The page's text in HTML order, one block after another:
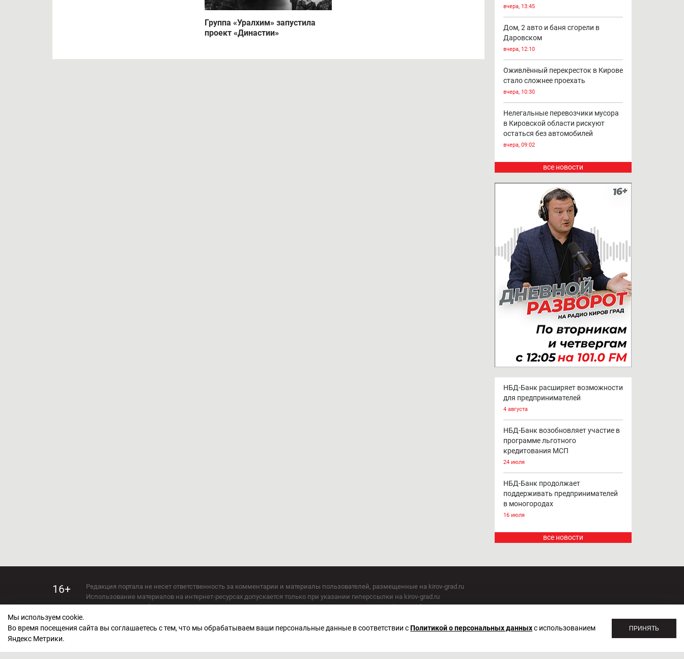
Группа «Уралхим» запустила
проект «Династии»
вчера, 13:45
Дом, 2 авто и баня сгорели в
Даровском
вчера, 12:10
Оживлённый перекресток в Кирове
стало сложнее проехать
вчера, 10:30
Нелегальные перевозчики мусора
в Кировской области рискуют
остаться без автомобилей
вчера, 09:02
все новости
НБД-Банк расширяет возможности
для предпринимателей
4 августа
НБД-Банк возобновляет участие в
программе льготного
кредитования МСП
24 июля
НБД-Банк продолжает
поддерживать предпринимателей
в моногородах
16 июля
все новости
16+
Редакция портала не несет ответственность за комментарии и материалы пользователей, размещенные на kirov-grad.ru
Использование материалов на интернет-ресурсах допускается только при указании гиперссылки на kirov-grad.ru
Использование любых материалов настоящего СМИ допускается только при указании на ресурс: kirov-grad.ru
СМИ зарегистрировано Федеральной службой по надзору в сфере связи, информационных технологий и массовых коммуникаций 20.07.2018. Регистрационный номер ЭЛ №
Мы используем cookie.
Во время посещения сайта вы соглашаетесь с тем, что мы обрабатываем ваши персональные данные в соответствии сПолитикой о персональных данныхс использованием
Яндекс Метрики.
ПРИНЯТЬ